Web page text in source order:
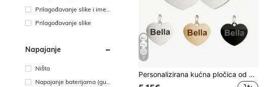
Prilagođavanje slike i imen
Prilagođavanje slike
Napajanje
Ništa
Napajanje baterijama (gum
7
Personalizirana kućna pločica od nehrđajućeg čelika s ugraviranim imenom i brojem telefona, personalizirana anti-lost pločica za psa i privjesak za ogrlicu za mačku, tihi reflektivni privjesak za kućne ljubimce